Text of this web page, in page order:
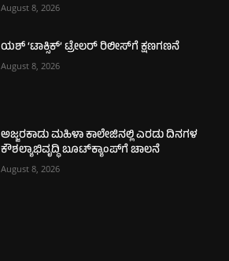
August 8, 2026
ಯಶ್ ‘ಟಾಕ್ಸಿಕ್’ ಟ್ರೇಲರ್ ರಿಲೀಸ್‌ಗೆ ಕ್ಷಣಗಣನೆ
August 8, 2026
ಅಜ್ಜರಕಾಡು ಮಹಿಳಾ ಕಾಲೇಜಿನಲ್ಲಿ ಎರಡು ದಿನಗಳ
ಕೌಶಲ್ಯಾಭಿವೃದ್ಧಿ ಬೂಟ್‌ಕ್ಯಾಂಪ್‌ಗೆ ಚಾಲನೆ
August 8, 2026